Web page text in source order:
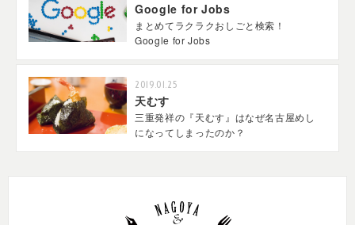
Google for Jobs
まとめてラクラクおしごと検索！
Google for Jobs
2019.01.25
天むす
三重発祥の『天むす』はなぜ名古屋めし
になってしまったのか？